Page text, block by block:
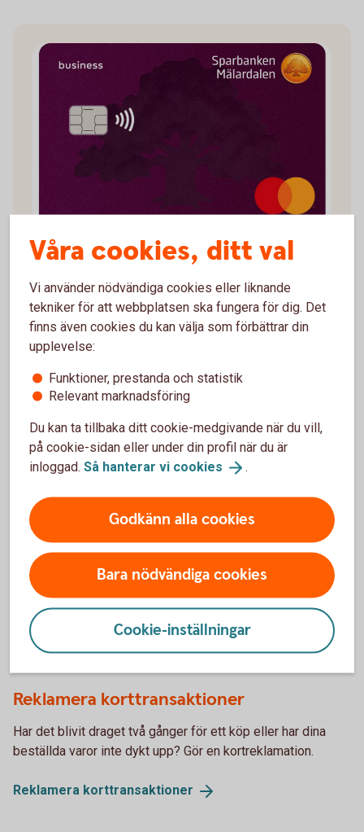
Betalkort Företag
Få kontroll och snabb överblick i app och
internetbank
Tydlig översikt på faktura eller e-faktura.
Smidig betalning med mobil eller smartklocka.
BetalkortFöretag
Har du redan ett företagskort?
Spärra ditt kort
Ring oss direkt och spärra ditt kort – vi har öppet varje dag,
dygnet runt.
Ring +46 8 411 10 11 för att spärra ditt kort
Reklamera korttransaktioner
Har det blivit draget två gånger för ett köp eller har dina
beställda varor inte dykt upp? Gör en kortreklamation.
Reklamera korttransaktioner
Våra cookies, ditt val
Vi använder nödvändiga cookies eller liknande
tekniker för att webbplatsen ska fungera för dig. Det
finns även cookies du kan välja som förbättrar din
upplevelse:
Funktioner, prestanda och statistik
Relevant marknadsföring
Du kan ta tillbaka ditt cookie-medgivande när du vill,
på cookie-sidan eller under din profil när du är
inloggad. Så hanterar vi cookies .
Godkänn alla cookies
Bara nödvändiga cookies
Cookie-inställningar